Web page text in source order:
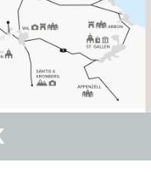
um schönste